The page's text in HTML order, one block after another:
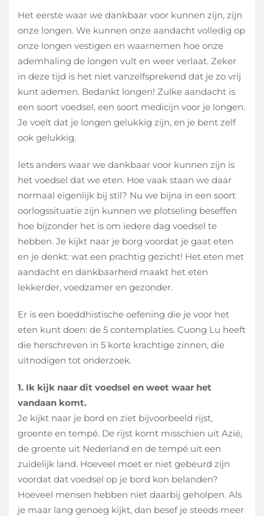
Het eerste waar we dankbaar voor kunnen zijn, zijn
onze longen. We kunnen onze aandacht volledig op
onze longen vestigen en waarnemen hoe onze
ademhaling de longen vult en weer verlaat. Zeker
in deze tijd is het niet vanzelfsprekend dat je zo vrij
kunt ademen. Bedankt longen! Zulke aandacht is
een soort voedsel, een soort medicijn voor je longen.
Je voelt dat je longen gelukkig zijn, en je bent zelf
ook gelukkig.
Iets anders waar we dankbaar voor kunnen zijn is
het voedsel dat we eten. Hoe vaak staan we daar
normaal eigenlijk bij stil? Nu we bijna in een soort
oorlogssituatie zijn kunnen we plotseling beseffen
hoe bijzonder het is om iedere dag voedsel te
hebben. Je kijkt naar je borg voordat je gaat eten
en je denkt: wat een prachtig gezicht! Het eten met
aandacht en dankbaarheid maakt het eten
lekkerder, voedzamer en gezonder.
Er is een boeddhistische oefening die je voor het
eten kunt doen: de 5 contemplaties. Cuong Lu heeft
die herschreven in 5 korte krachtige zinnen, die
uitnodigen tot onderzoek.
1. Ik kijk naar dit voedsel en weet waar het
vandaan komt.
Je kijkt naar je bord en ziet bijvoorbeeld rijst,
groente en tempé. De rijst komt misschien uit Azië,
de groente uit Nederland en de tempé uit een
zuidelijk land. Hoeveel moet er niet gebeurd zijn
voordat dat voedsel op je bord kon belanden?
Hoeveel mensen hebben niet daarbij geholpen. Als
je maar lang genoeg kijkt, dan besef je steeds meer